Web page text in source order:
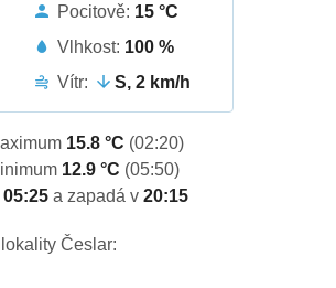
Pocitově: 15 °C
Vlhkost: 100 %
Vítr:
S, 2 km/h
15.8 °C (02:20)
12.9 °C (05:50)
05:25a zapadá v20:15
Česlar: